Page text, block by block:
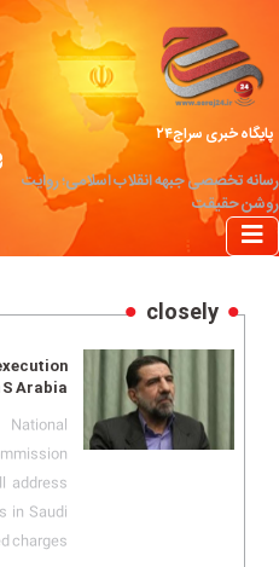
پایگاه خبری سراج۲۴
رسانه تخصصی جبهه انقلاب اسلامی؛ روایت
روشن حقیقت
closely
Arabia
address
in Saudi
charges.